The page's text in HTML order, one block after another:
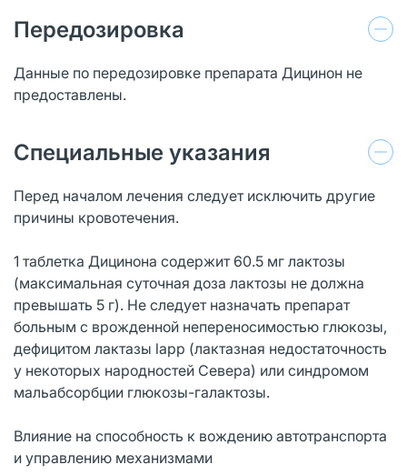
Передозировка
Данные по передозировке препарата Дицинон не
предоставлены.
Специальные указания
Перед началом лечения следует исключить другие
причины кровотечения.
1 таблетка Дицинона содержит 60.5 мг лактозы
(максимальная суточная доза лактозы не должна
превышать 5 г). Не следует назначать препарат
больным с врожденной непереносимостью глюкозы,
дефицитом лактазы lapp (лактазная недостаточность
у некоторых народностей Севера) или синдромом
мальабсорбции глюкозы-галактозы.
Влияние на способность к вождению автотранспорта
и управлению механизмами